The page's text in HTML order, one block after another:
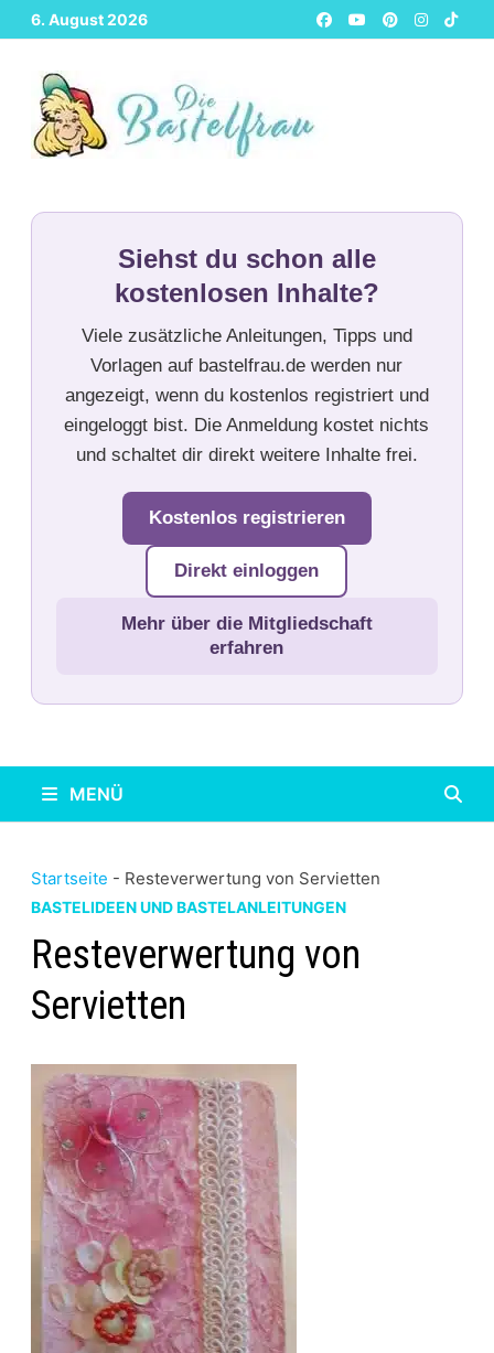
Zurück
zum
Inhalt
6. August 2026
Siehst du schon alle
kostenlosen Inhalte?
Viele zusätzliche Anleitungen, Tipps und
Vorlagen auf bastelfrau.de werden nur
angezeigt, wenn du kostenlos registriert und
eingeloggt bist. Die Anmeldung kostet nichts
und schaltet dir direkt weitere Inhalte frei.
Kostenlos registrieren
Direkt einloggen
Mehr über die Mitgliedschaft
erfahren
MENÜ
Startseite - Resteverwertung von Servietten
BASTELIDEEN UND BASTELANLEITUNGEN
Resteverwertung von
Servietten